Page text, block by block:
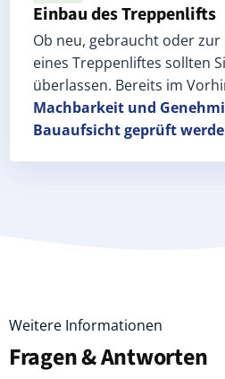
Einbau des Treppenlifts
Ob neu, gebraucht oder zur
eines Treppenliftes sollten
überlassen. Bereits im
Machbarkeit und
Bauaufsicht geprüft
Weitere Informationen
Fragen & Antworten